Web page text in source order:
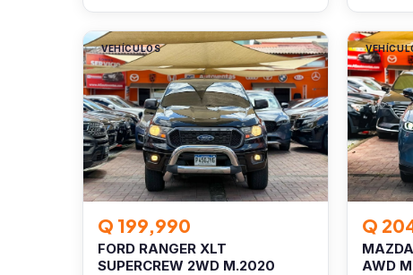
VEHÍCULOS
Q 199,990
FORD RANGER XLT
SUPERCREW 2WD M.2020
Q
AWD